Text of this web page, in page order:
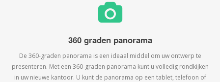
360 graden panorama
De 360-graden panorama is een ideaal middel om uw ontwerp te
presenteren. Met een 360-graden panorama kunt u volledig rondkijken
in uw nieuwe kantoor. U kunt de panorama op een tablet, telefoon of